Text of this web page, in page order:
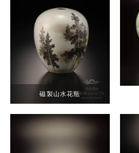
磁製山水花瓶